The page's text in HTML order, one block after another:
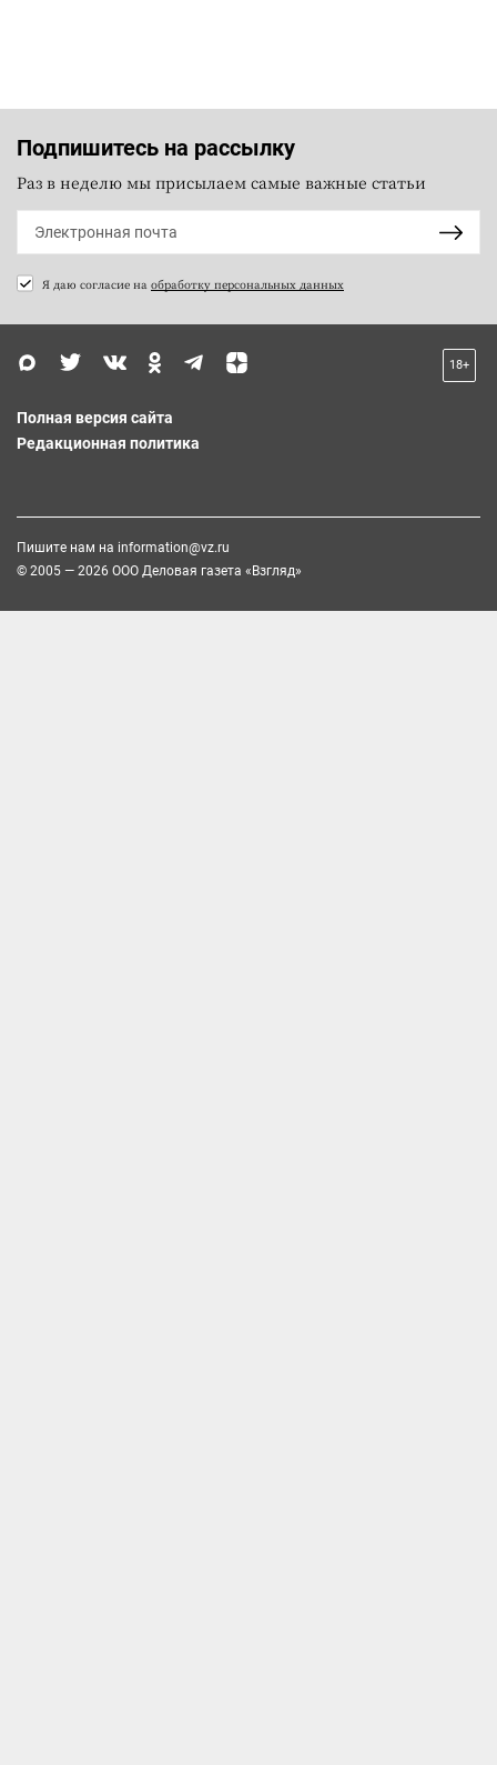
Подпишитесь на рассылку
Раз в неделю мы присылаем самые важные статьи
Я даю согласие на обработку персональных данных
18+
Полная версия сайта
Редакционная политика
Пишите нам на information@vz.ru
© 2005 — 2026 ООО Деловая газета «Взгляд»